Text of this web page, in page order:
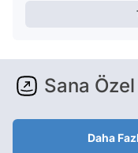
Sana
Daha